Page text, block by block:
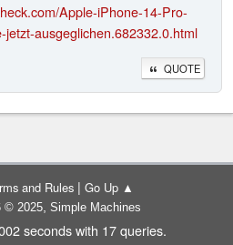
Apple-iPhone-14-Pro-
ausgeglichen.682332.0.html
QUOTE
and Rules | Go Up ▲
© 2025, Simple Machines
seconds with 17 queries.